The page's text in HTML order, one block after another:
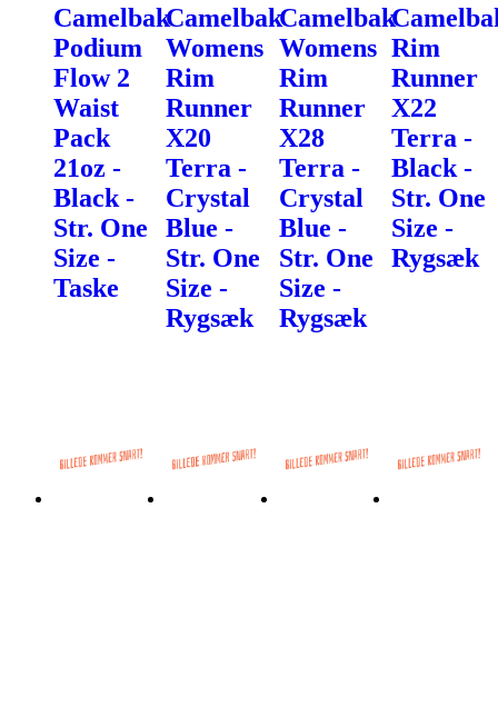
Camelbak
Podium
Flow 2
Waist
Pack
21oz -
Black -
Str. One
Size -
Taske
Camelbak
Womens
Rim
Runner
X20
Terra -
Crystal
Blue -
Str. One
Size -
Rygsæk
Camelbak
Womens
Rim
Runner
X28
Terra -
Crystal
Blue -
Str. One
Size -
Rygsæk
Rim
Runner
X22
Terra -
Black -
Str. One
Size -
Rygsæk